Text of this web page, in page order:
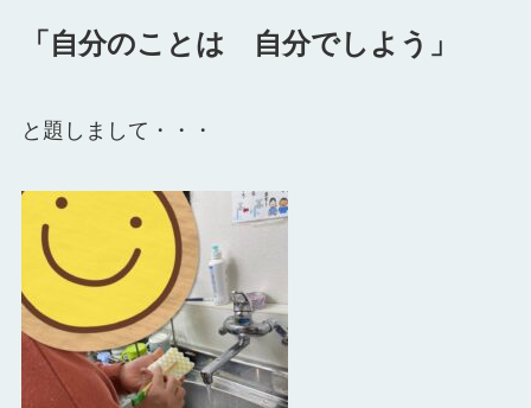
「自分のことは 自分でしよう」
と題しまして・・・